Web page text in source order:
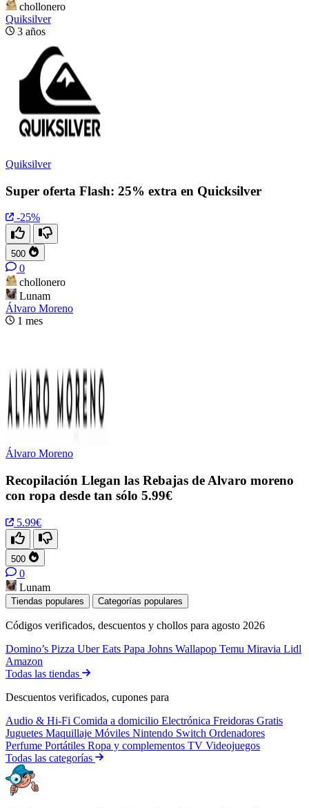
chollonero
Quiksilver
3 años
Quiksilver
Super oferta Flash: 25% extra en Quicksilver
-25%
500
0
chollonero
Lunam
Álvaro Moreno
1 mes
Álvaro Moreno
Recopilación Llegan las Rebajas de Alvaro moreno
con ropa desde tan sólo 5.99€
5.99€
500
0
Lunam
Tiendas populares Categorías populares
Códigos verificados, descuentos y chollos para agosto 2026
Domino’s Pizza Uber Eats Papa Johns Wallapop Temu Miravia Lidl
Amazon
Todas las tiendas
Descuentos verificados, cupones para
Audio & Hi-Fi Comida a domicilio Electrónica Freidoras Gratis
Juguetes Maquillaje Móviles Nintendo Switch Ordenadores
Perfume Portátiles Ropa y complementos TV Videojuegos
Todas las categorías